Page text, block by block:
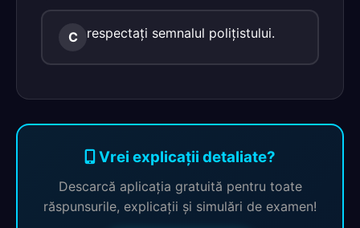
C respectaţi semnalul poliţistului.
Vrei explicații detaliate?
Descarcă aplicația gratuită pentru toate
răspunsurile, explicații și simulări de examen!